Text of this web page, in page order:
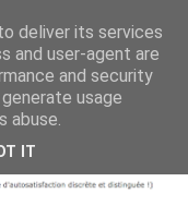
deliver its services
and user-agent are
and security
usage
abuse.
IT